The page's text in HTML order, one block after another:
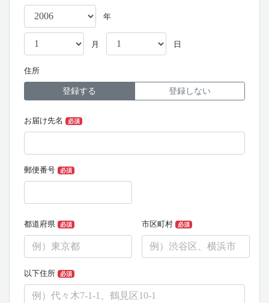
年
月 日
住所
登録する 登録しない
お届け先名 必須
郵便番号 必須
都道府県 必須 市区町村 必須
以下住所 必須